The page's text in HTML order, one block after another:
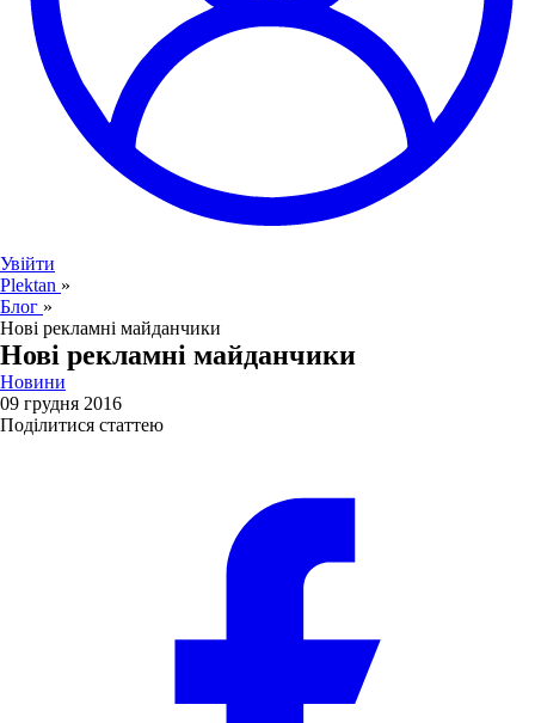
Увійти
Plektan »
Блог »
Нові рекламні майданчики
Нові рекламні майданчики
Новини
09 грудня 2016
Поділитися статтею